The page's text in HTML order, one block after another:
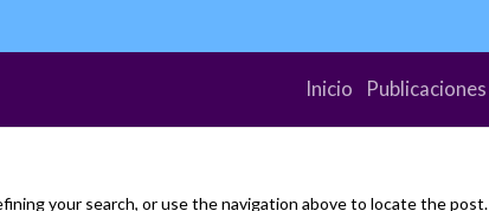
Inicio Publicaciones
your search, or use the navigation above to locate the post.